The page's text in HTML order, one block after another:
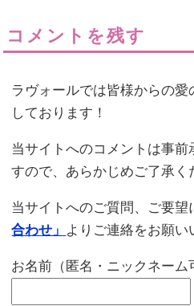
コメントを残す
ラヴォールでは皆様からの愛
しております！
当サイトへのコメントは事前
すので、あらかじめご了承く
当サイトへのご質問、ご要望
合わせ」 よりご連絡をお願い
お名前（匿名・ニックネー